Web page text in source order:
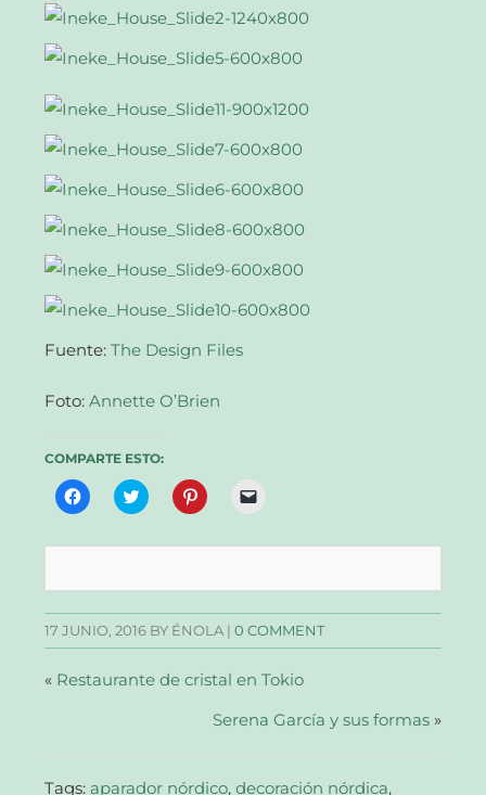
Fuente:The Design Files
Foto:Annette O’Brien
COMPARTE ESTO:
Haz
clic
en
abre
una
ventana
nueva)
Haz
clic
en
abre
una
ventana
nueva)
Haz
clic
en
abre
una
ventana
nueva)
Haz
clic
un
correo
a
un
amigo
abre
en
ventana
17 JUNIO, 2016 BY ÉNOLA |0 COMMENT
« Restaurante de cristal en Tokio
Serena García y sus formas»
Tags: aparador nórdico,decoración nórdica,